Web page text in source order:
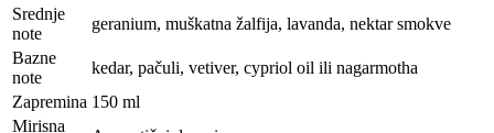
Srednje
note
geranium, muškatna žalfija, lavanda, nektar smokve
Bazne
note
kedar, pačuli, vetiver, cypriol oil ili nagarmotha
Zapremina 150 ml
Mirisna